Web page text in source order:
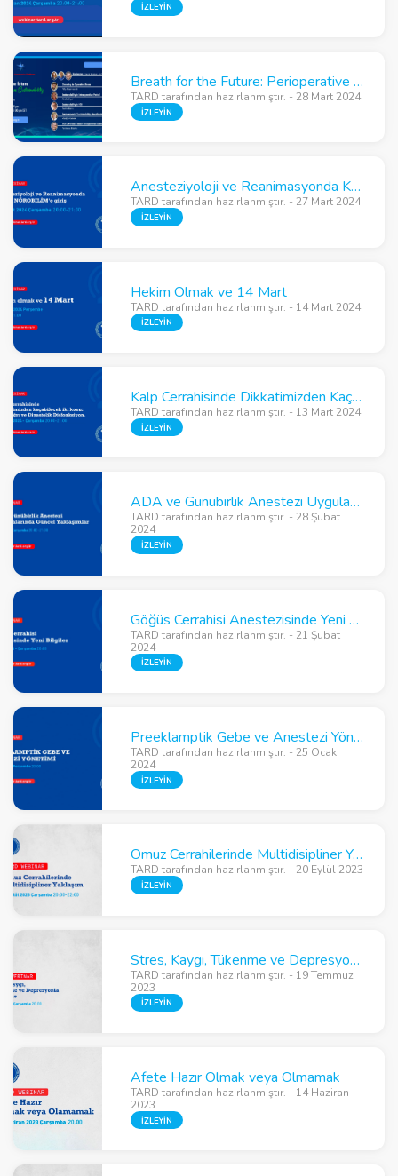
İZLEYİN
Breath for the Future: Perioperative Sustainability
TARD tarafından hazırlanmıştır. - 28 Mart 2024
İZLEYİN
Anesteziyoloji ve Reanimasyonda Klinik Nörobilim'e Giriş
TARD tarafından hazırlanmıştır. - 27 Mart 2024
İZLEYİN
Hekim Olmak ve 14 Mart
TARD tarafından hazırlanmıştır. - 14 Mart 2024
İZLEYİN
Kalp Cerrahisinde Dikkatimizden Kaçabilecek İki Konu – Akut Ağrı ve Diyastolik Disfonksiyon
TARD tarafından hazırlanmıştır. - 13 Mart 2024
İZLEYİN
ADA ve Günübirlik Anestezi Uygulamalarında Güncel Yaklaşımlar
TARD tarafından hazırlanmıştır. - 28 Şubat
2024
İZLEYİN
Göğüs Cerrahisi Anestezisinde Yeni Bilgiler
TARD tarafından hazırlanmıştır. - 21 Şubat
2024
İZLEYİN
Preeklamptik Gebe ve Anestezi Yönetimi
TARD tarafından hazırlanmıştır. - 25 Ocak
2024
İZLEYİN
Omuz Cerrahilerinde Multidisipliner Yaklaşım
TARD tarafından hazırlanmıştır. - 20 Eylül 2023
İZLEYİN
Stres, Kaygı, Tükenme ve Depresyonla Baş Etme
TARD tarafından hazırlanmıştır. - 19 Temmuz
2023
İZLEYİN
Afete Hazır Olmak veya Olmamak
TARD tarafından hazırlanmıştır. - 14 Haziran
2023
İZLEYİN